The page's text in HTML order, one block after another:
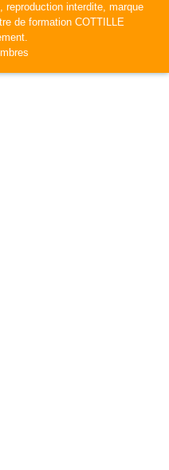
interdite, marque
de formation COTTILLE